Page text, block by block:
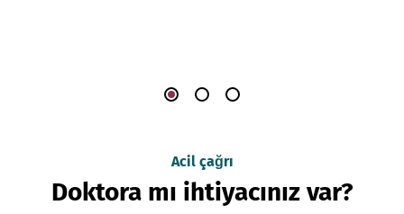
Acil çağrı
Doktora mı ihtiyacınız var?